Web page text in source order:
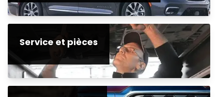
Service et pièces